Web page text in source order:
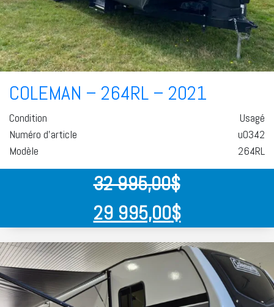
COLEMAN – 264RL – 2021
Condition
Usagé
Numéro d'article
u0342
Modèle
264RL
32 995,00$
29 995,00$